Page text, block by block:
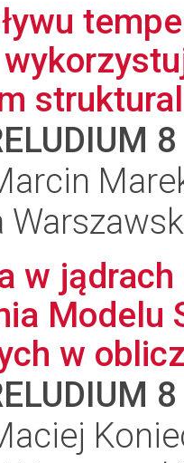
8
w
Modelu
w
8